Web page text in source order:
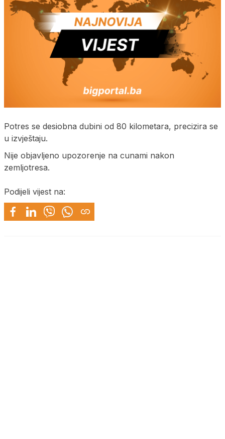
Potres se desiobna dubini od 80 kilometara, precizira se
u izvještaju.
Nije objavljeno upozorenje na cunami nakon
zemljotresa.
Podijeli vijest na: